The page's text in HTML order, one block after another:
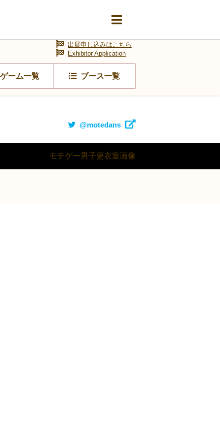
ゲーム一覧 ブース一覧
出展申し込みはこちら
Exhibitor Application
@motedans